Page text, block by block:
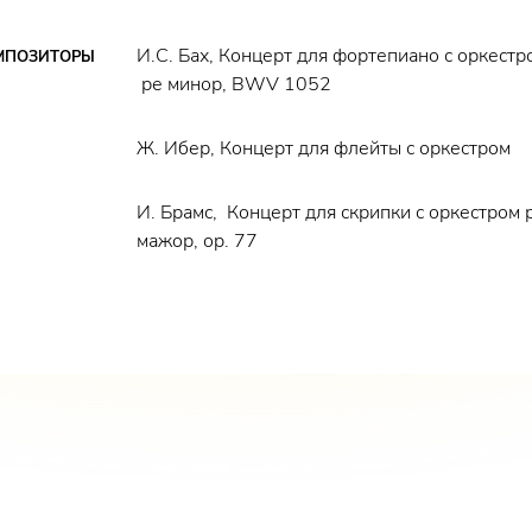
приемы,
вариант не
о своем
И.С. Бах, Концерт для фортепиано с
ре минор, BWV 1052
Ж. Ибер, Концерт для флейты с оркестром
И. Брамс, Концерт для скрипки с оркестром
мажор, оp. 77